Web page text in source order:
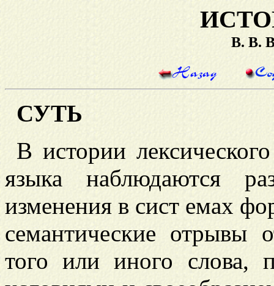
В. В.
СУТЬ
В истории
языка наблюдаются
изменения в сист емах
семантические отрывы
того или иного слова,